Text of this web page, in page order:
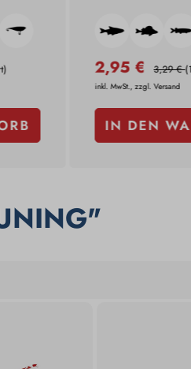
2,95 € 3,29 €
inkl. MwSt., zzgl. Versand
IN DEN